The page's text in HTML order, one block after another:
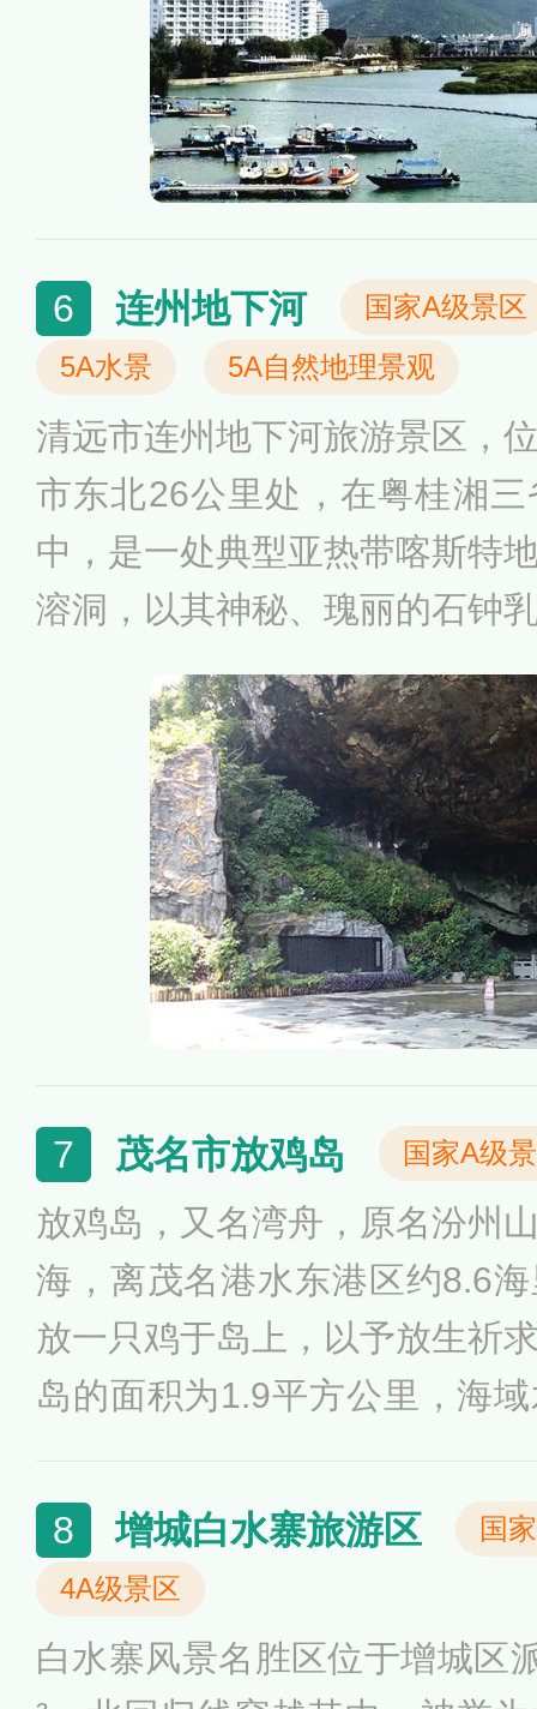
6 连州地下河
国家A级景区
5A水景
5A自然地理景观
清远市连州地下河旅游景区，
市东北26公里处，在粤桂湘
中，是一处典型亚热带喀斯特
溶洞，以其神秘、瑰丽的石钟
外，有“广东地下第一河”之称
陆路和水路两部分，陆路为溶
陆两游的连州地下河，以其恢
和独特的组合，堪称岭南一绝
7 茂名市放鸡岛 国家A级
放鸡岛，又名湾舟，原名汾州
海，离茂名港水东港区约8.6
放一只鸡于岛上，以予放生祈
岛的面积为1.9平方公里，海
姿百态，气势雄奇，远处水天
岛海上游乐世界，是一个美
地，同时岛上的植被覆盖率也
8 增城白水寨旅游区
国
4A级景区
白水寨风景名胜区位于增城区